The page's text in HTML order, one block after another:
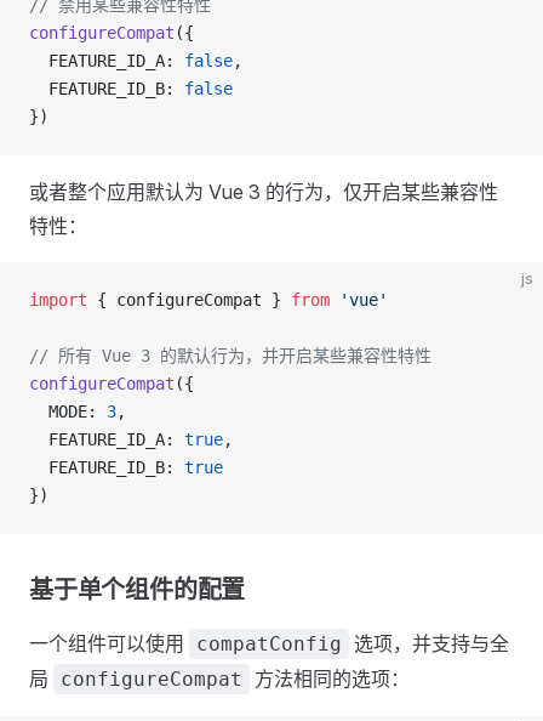
// 禁用某些兼容性特性
configureCompat ({
  FEATURE_ID_A:
false,
  FEATURE_ID_B:
false
})
或者整个应用默认为 Vue 3 的行为，仅开启某些兼容性
特性：
js
import { configureCompat } from 'vue'
// 所有 Vue 3 的默认行为，并开启某些兼容性特性
configureCompat ({
  MODE:
3,
  FEATURE_ID_A:
true,
  FEATURE_ID_B:
true
})
基于单个组件的配置
一个组件可以使用 compatConfig
选项，并支持与全
局
configureCompat 方法相同的选项：